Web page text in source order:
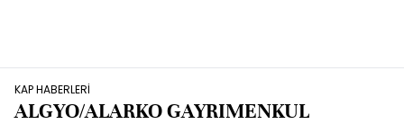
KAP HABERLERİ
ALGYO/ALARKO GAYRIMENKUL